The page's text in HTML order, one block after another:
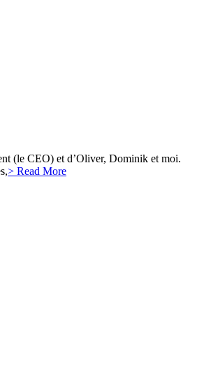
(le CEO) et d’Oliver, Dominik et moi.
> Read More